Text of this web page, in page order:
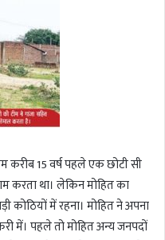
करीब 15 वर्ष पहले एक छोटी सी
करता था। लेकिन मोहित का
कोठियों में रहना। मोहित ने अपना
में। पहले तो मोहित अन्य जनपदों